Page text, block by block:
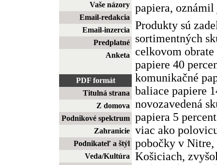
Vaše názory
Email-redakcia
Email-inzercia
Predplatné
Anketa
PDF formát
Titulná strana
Z domova
Podnikové spektrum
Zahranicie
Podnikateľ a štýl
Veda/Kultúra
papiera,
Produkty sú
sortimentných
celkovom
papiere 40
komunikačné
baliace papiere
novozavedená
papiera 5
viac ako
pobočky v
Košiciach,